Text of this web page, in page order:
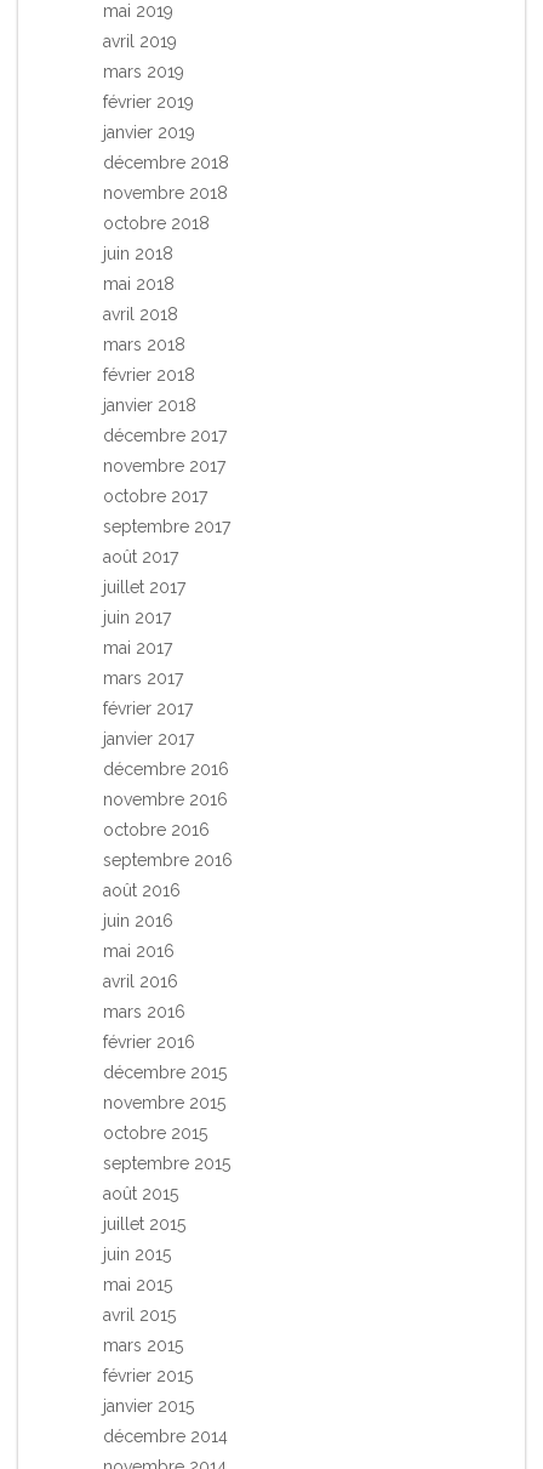
mai 2019
avril 2019
mars 2019
février 2019
janvier 2019
décembre 2018
novembre 2018
octobre 2018
juin 2018
mai 2018
avril 2018
mars 2018
février 2018
janvier 2018
décembre 2017
novembre 2017
octobre 2017
septembre 2017
août 2017
juillet 2017
juin 2017
mai 2017
mars 2017
février 2017
janvier 2017
décembre 2016
novembre 2016
octobre 2016
septembre 2016
août 2016
juin 2016
mai 2016
avril 2016
mars 2016
février 2016
décembre 2015
novembre 2015
octobre 2015
septembre 2015
août 2015
juillet 2015
juin 2015
mai 2015
avril 2015
mars 2015
février 2015
janvier 2015
décembre 2014